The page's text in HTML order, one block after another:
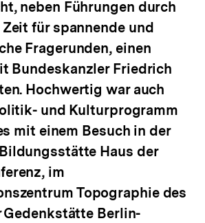
neben Führungen durch
für spannende und
Fragerunden, einen
Bundeskanzler Friedrich
Hochwertig war auch
und Kulturprogramm
mit einem Besuch in der
Haus der
im
Topographie des
Gedenkstätte Berlin-